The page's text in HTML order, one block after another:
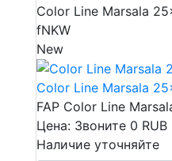
Color Line Marsala
fNKW
New
Color Line Marsala
FAP Color Line
Цена: Звоните 0 RUB
Наличие уточняйте